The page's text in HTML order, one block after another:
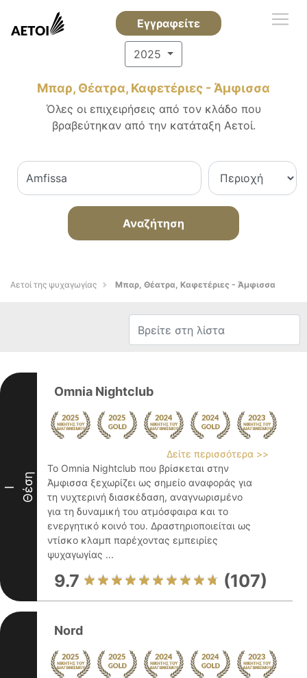
Εγγραφείτε
2025
Μπαρ, Θέατρα, Καφετέριες - Άμφισσα
Όλες οι επιχειρήσεις από τον κλάδο που
βραβεύτηκαν από την κατάταξη Αετοί.
Αναζήτηση
Αετοί της ψυχαγωγίας Μπαρ, Θέατρα, Καφετέριες - Άμφισσα
I Θέση
Omnia Νightclub
Δείτε περισσότερα >>
Το Omnia Nightclub που βρίσκεται στην
Άμφισσα ξεχωρίζει ως σημείο αναφοράς για
τη νυχτερινή διασκέδαση, αναγνωρισμένο
για τη δυναμική του ατμόσφαιρα και το
ενεργητικό κοινό του. Δραστηριοποιείται ως
ντίσκο κλαμπ παρέχοντας εμπειρίες
ψυχαγωγίας ...
9.7 (107)
Nord